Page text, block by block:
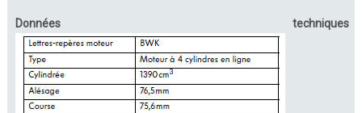
Données techniques